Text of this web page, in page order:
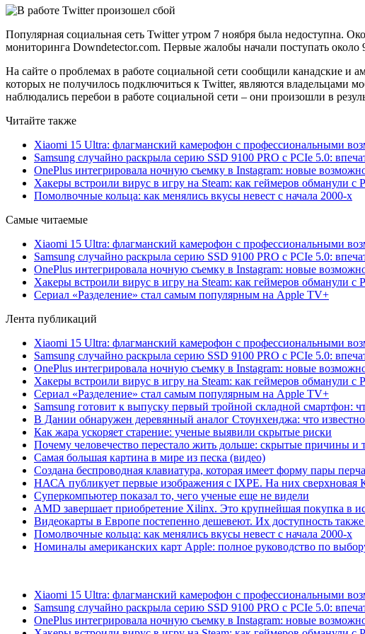
Популярная социальная сеть Twitter утром 7 ноября была недоступна.
мониторинга Downdetector.com. Первые жалобы начали поступать
На сайте о проблемах в работе социальной сети сообщили канадские
которых не получилось подключиться к Twitter, являются владельцами
наблюдались перебои в работе социальной сети – они произошли в
Читайте также
Xiaomi 15 Ultra: флагманский камерофон с профессиональными
Samsung случайно раскрыла серию SSD 9100 PRO с PCIe 5.0:
OnePlus интегрировала ночную съемку в Instagram: новые
Хакеры встроили вирус в игру на Steam: как геймеров обманули с
Помолвочные кольца: как менялись вкусы невест с начала 2000-х
Самые читаемые
Xiaomi 15 Ultra: флагманский камерофон с профессиональными
Samsung случайно раскрыла серию SSD 9100 PRO с PCIe 5.0:
OnePlus интегрировала ночную съемку в Instagram: новые
Хакеры встроили вирус в игру на Steam: как геймеров обманули с
Сериал «Разделение» стал самым популярным на Apple TV+
Лента публикаций
Xiaomi 15 Ultra: флагманский камерофон с профессиональными
Samsung случайно раскрыла серию SSD 9100 PRO с PCIe 5.0:
OnePlus интегрировала ночную съемку в Instagram: новые
Хакеры встроили вирус в игру на Steam: как геймеров обманули с
Сериал «Разделение» стал самым популярным на Apple TV+
Samsung готовит к выпуску первый тройной складной смартфон:
В Дании обнаружен деревянный аналог Стоунхенджа: что известно
Как жара ускоряет старение: ученые выявили скрытые риски
Почему человечество перестало жить дольше: скрытые причины и
Самая большая картина в мире из песка (видео)
Создана беспроводная клавиатура, которая имеет форму пары
НАСА публикует первые изображения с IXPE. На них сверхновая
Суперкомпьютер показал то, чего ученые еще не видели
AMD завершает приобретение Xilinx. Это крупнейшая покупка в
Видеокарты в Европе постепенно дешевеют. Их доступность также
Помолвочные кольца: как менялись вкусы невест с начала 2000-х
Номиналы американских карт Apple: полное руководство по
Xiaomi 15 Ultra: флагманский камерофон с профессиональными
Samsung случайно раскрыла серию SSD 9100 PRO с PCIe 5.0:
OnePlus интегрировала ночную съемку в Instagram: новые